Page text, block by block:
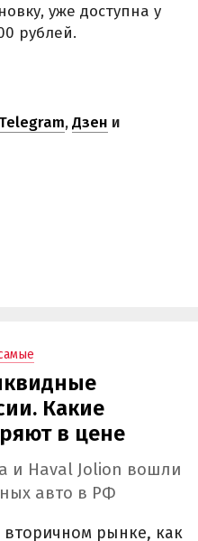
уже доступна у
рублей.
Telegram,Дзен и
Какие
в цене
и Haval Jolion вошли
авто в РФ
рынке, как